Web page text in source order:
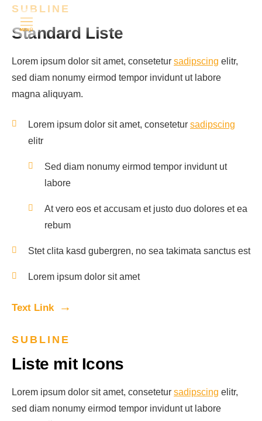
MENÜ
SUBLINE
Standard Liste
Lorem ipsum dolor sit amet, consetetur sadipscing elitr,
sed diam nonumy eirmod tempor invidunt ut labore
magna aliquyam.
Lorem ipsum dolor sit amet, consetetur sadipscing
elitr
Sed diam nonumy eirmod tempor invidunt ut
labore
At vero eos et accusam et justo duo dolores et ea
rebum
Stet clita kasd gubergren, no sea takimata sanctus est
Lorem ipsum dolor sit amet
Text Link
SUBLINE
Liste mit Icons
Lorem ipsum dolor sit amet, consetetur sadipscing elitr,
sed diam nonumy eirmod tempor invidunt ut labore